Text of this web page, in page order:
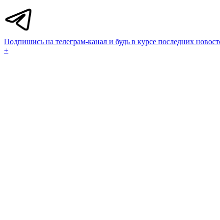
Подпишись на телеграм-канал и будь в курсе последних
+